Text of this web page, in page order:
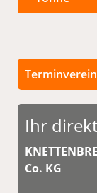
Ihr
Co. KG